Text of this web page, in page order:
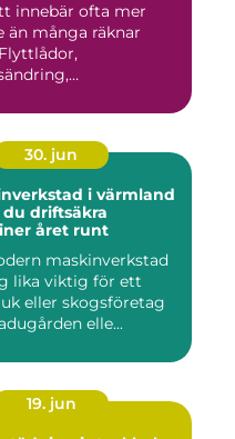
innebär ofta mer
än många räknar
30. jun
i värmland
du driftsäkra
året runt
maskinverkstad
lika viktig för ett
eller skogsföretag
elle...
19. jun